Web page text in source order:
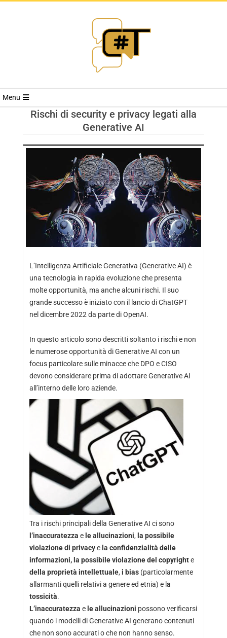
RIVISTA
TRENDS
Menu
Rischi di security e privacy legati alla
Generative AI
L’Intelligenza Artificiale Generativa (Generative AI) è
una tecnologia in rapida evoluzione che presenta
molte opportunità, ma anche alcuni rischi. Il suo
grande successo è iniziato con il lancio di ChatGPT
nel dicembre 2022 da parte di OpenAI.
In questo articolo sono descritti soltanto i rischi e non
le numerose opportunità di Generative AI con un
focus particolare sulle minacce che DPO e CISO
devono considerare prima di adottare Generative AI
all’interno delle loro aziende.
Tra i rischi principali della Generative AI ci sono
l’inaccuratezza e le allucinazioni, la possibile
violazione di privacye la confidenzialità delle
informazioni, la possibile violazione del copyrighte
della proprietà intellettuale, i bias(particolarmente
allarmanti quelli relativi a genere ed etnia) e l a
tossicità.
L’inaccuratezza ele allucinazioni possono verificarsi
quando i modelli di Generative AI generano contenuti
che non sono accurati o che non hanno senso.